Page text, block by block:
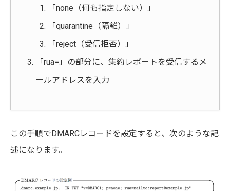
「none（何も指定しない）」
「quarantine（隔離）」
「reject（受信拒否）」
「rua=」の部分に、集約レポートを受信するメ
ールアドレスを入力
この手順でDMARCレコードを設定すると、次のような記
述になります。